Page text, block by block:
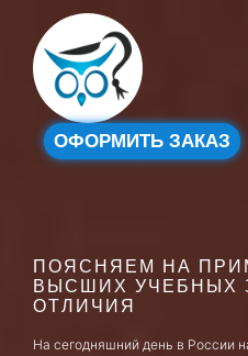
ОФОРМИТЬ ЗАКАЗ
ПОЯСНЯЕМ НА
ВЫСШИХ УЧЕБНЫХ
ОТЛИЧИЯ
На сегодняшний день в России